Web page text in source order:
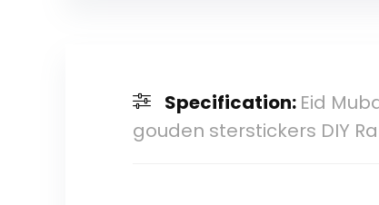
Specification: Eid
gouden sterstickers DIY